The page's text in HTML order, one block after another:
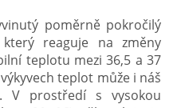
poměrně pokročilý
reaguje na změny
teplotu mezi 36,5 a 37
teplot může i náš
V prostředí s vysokou